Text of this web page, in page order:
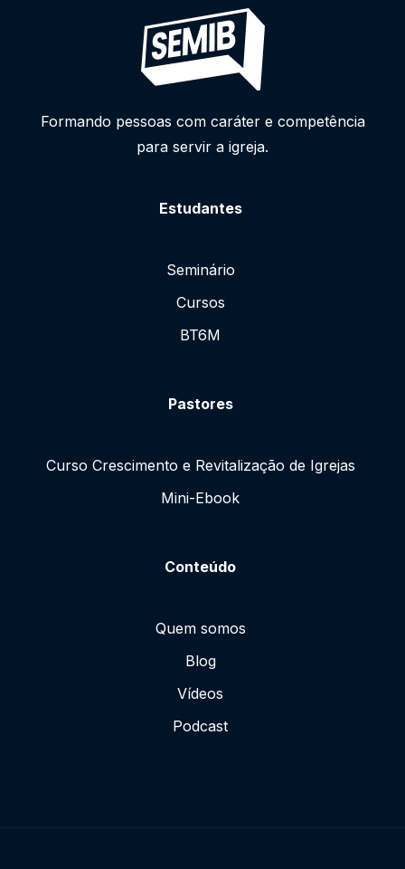
Formando pessoas com caráter e competência
para servir a igreja.
Estudantes
Seminário
Cursos
BT6M
Pastores
Curso Crescimento e Revitalização de Igrejas
Mini-Ebook
Conteúdo
Quem somos
Blog
Vídeos
Podcast